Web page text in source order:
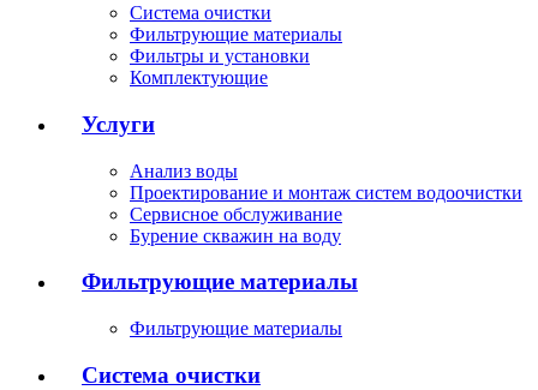
Система очистки
Фильтрующие материалы
Фильтры и установки
Комплектующие
Услуги
Анализ воды
Проектирование и монтаж систем водоочистки
Сервисное обслуживание
Бурение скважин на воду
Фильтрующие материалы
Фильтрующие материалы
Система очистки